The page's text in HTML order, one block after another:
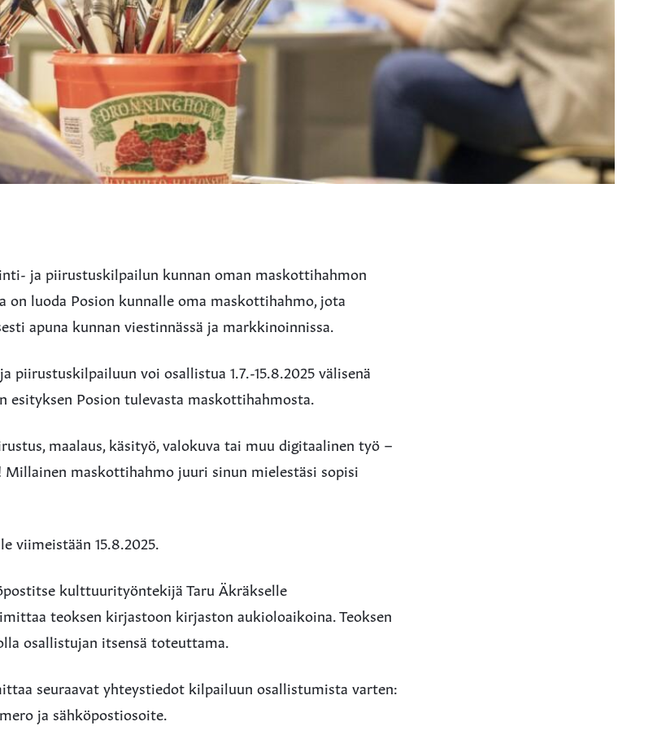
ja piirustuskilpailun kunnan oman maskottihahmon
on luoda Posion kunnalle oma maskottihahmo, jota
apuna kunnan viestinnässä ja markkinoinnissa.
piirustuskilpailuun voi osallistua 1.7.-15.8.2025 välisenä
esityksen Posion tulevasta maskottihahmosta.
maalaus, käsityö, valokuva tai muu digitaalinen työ –
maskottihahmo juuri sinun mielestäsi sopisi
viimeistään 15.8.2025.
kulttuurityöntekijä Taru Äkräkselle
teoksen kirjastoon kirjaston aukioloaikoina. Teoksen
osallistujan itsensä toteuttama.
seuraavat yhteystiedot kilpailuun osallistumista varten:
ja sähköpostiosoite.